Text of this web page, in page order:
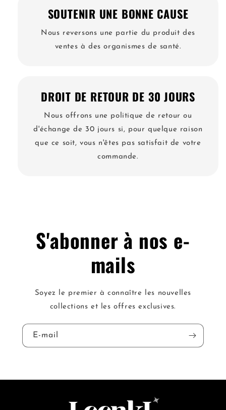
SOUTENIR UNE BONNE CAUSE
Nous reversons une partie du produit des
ventes à des organismes de santé.
DROIT DE RETOUR DE 30 JOURS
Nous offrons une politique de retour ou
d'échange de 30 jours si, pour quelque raison
que ce soit, vous n'êtes pas satisfait de votre
commande.
S'abonner à nos e-
mails
Soyez le premier à connaître les nouvelles
collections et les offres exclusives.
E-mail